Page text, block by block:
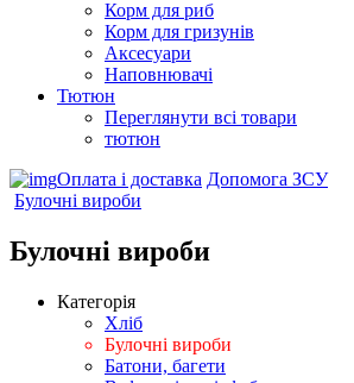
Корм для риб
Корм для гризунів
Аксесуари
Наповнювачі
Тютюн
Переглянути всі товари
тютюн
Оплата і доставка Допомога ЗСУ
Булочні вироби
Булочні вироби
Категорія
Хліб
Булочні вироби
Батони, багети